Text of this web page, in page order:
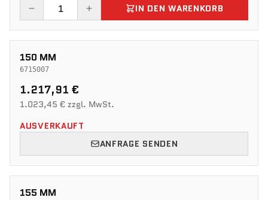
IN DEN WARENKORB
150 MM
6715007
1.217,91 €
1.023,45 € zzgl. MwSt.
AUSVERKAUFT
ANFRAGE SENDEN
155 MM